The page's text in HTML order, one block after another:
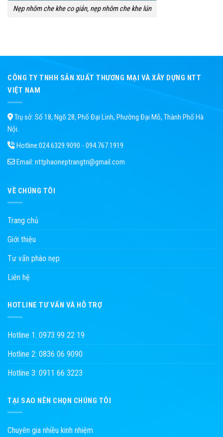
Nẹp nhôm che khe co giản, nẹp nhôm che khe lún
CÔNG TY TNHH SẢN XUẤT THƯƠNG MẠI VÀ XÂY DỰNG NTT
VIỆT NAM
Trụ sở: Số 18, Ngõ 28, Phố Đại Linh, Phường Đại Mỗ, Thành Phố Hà
Nội.
Hotline:024.6329.9090 - 094.767.1919
Email: nttphaoneptrangtri@gmail.com
VỀ CHÚNG TÔI
Trang chủ
Giới thiệu
Tư vấn phào nẹp
Liên hệ
HOTLINE TƯ VẤN VÀ HỖ TRỢ
Hotline 1: 0973 99 22 19
Hotline 2: 0836 06 9090
Hotline 3: 0911 66 3223
TẠI SAO NÊN CHỌN CHÚNG TÔI
Chuyên gia nhiều kinh nhiệm